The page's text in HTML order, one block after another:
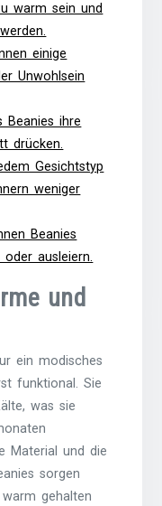
warm sein und
einige
Unwohlsein
Beanies ihre
drücken.
Gesichtstyp
weniger
Beanies
ausleiern.
und
ein modisches
funktional. Sie
was sie
Material und die
sorgen
gehalten